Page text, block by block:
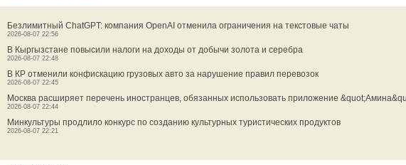
Безлимитный ChatGPT: компания OpenAI отменила ограничения на текстовые чаты
2026-08-07 22:56
В Кыргызстане повысили налоги на доходы от добычи золота и серебра
2026-08-07 22:48
В КР отменили конфискацию грузовых авто за нарушение правил перевозок
2026-08-07 22:45
Москва расширяет перечень иностранцев, обязанных использовать приложение
2026-08-07 22:44
Минкультуры продлило конкурс по созданию культурных туристических продуктов
2026-08-07 22:21